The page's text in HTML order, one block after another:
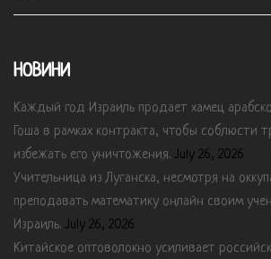
НОВИНИ
Каждый год Израиль продает хамец
Гоша в рамках контракта, чтобы соблюсти
избежать его уничтожения. July 26, 2026
Учительница из Луганска, несмотря на
преподавать математику онлайн своим
Израиль. July 26, 2026
Китайское оптоволокно усиливает